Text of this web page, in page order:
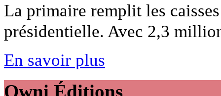
La primaire remplit les
présidentielle. Avec 2,3
En savoir plus